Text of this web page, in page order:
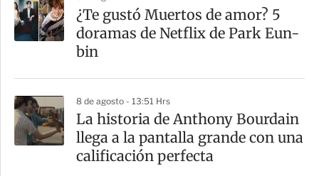
¿Te gustó Muertos de amor? 5
doramas de Netflix de Park Eun-
bin
8 de agosto - 13:51 Hrs
La historia de Anthony Bourdain
llega a la pantalla grande con una
calificación perfecta